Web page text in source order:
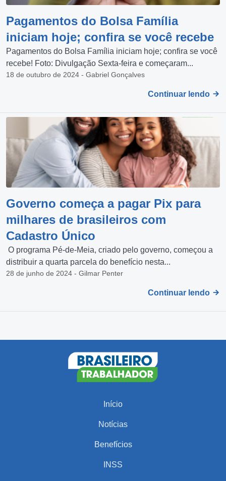
Pagamentos do Bolsa Família
iniciam hoje; confira se você recebe
Pagamentos do Bolsa Família iniciam hoje; confira se você
recebe! Foto: Divulgação Sexta-feira e começaram...
18 de outubro de 2024 - Gabriel Gonçalves
Continuar lendo
Governo começa a pagar Pix para
milhares de brasileiros com
Cadastro Único
O programa Pé-de-Meia, criado pelo governo, começou a
distribuir a quarta parcela do benefício nesta...
28 de junho de 2024 - Gilmar Penter
Continuar lendo
Início
Notícias
Benefícios
INSS